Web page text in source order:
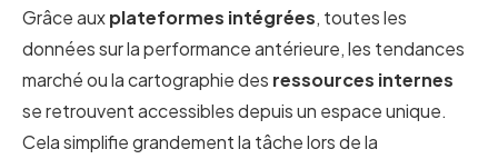
Grâce auxplateformes intégrées, toutes les
données sur la performance antérieure, les tendances
marché ou la cartographie des ressources internes
se retrouvent accessibles depuis un espace unique.
Cela simplifie grandement la tâche lors de la